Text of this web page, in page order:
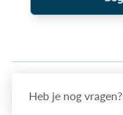
Heb je nog vragen?